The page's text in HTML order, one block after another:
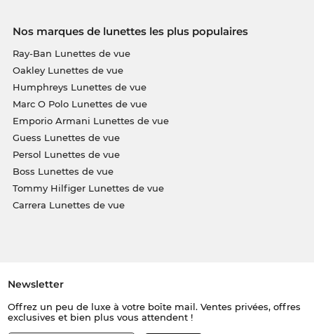
Nos marques de lunettes les plus populaires
Ray-Ban Lunettes de vue
Oakley Lunettes de vue
Humphreys Lunettes de vue
Marc O Polo Lunettes de vue
Emporio Armani Lunettes de vue
Guess Lunettes de vue
Persol Lunettes de vue
Boss Lunettes de vue
Tommy Hilfiger Lunettes de vue
Carrera Lunettes de vue
Newsletter
Offrez un peu de luxe à votre boîte mail. Ventes privées, offres
exclusives et bien plus vous attendent !